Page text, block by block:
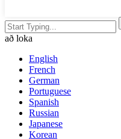
að loka
English
French
German
Portuguese
Spanish
Russian
Japanese
Korean